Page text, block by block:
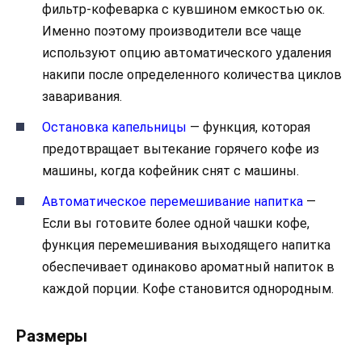
фильтр-кофеварка с кувшином емкостью ок.
Именно поэтому производители все чаще
используют опцию автоматического удаления
накипи после определенного количества циклов
заваривания.
Остановка капельницы — функция, которая
предотвращает вытекание горячего кофе из
машины, когда кофейник снят с машины.
Автоматическое перемешивание напитка —
Если вы готовите более одной чашки кофе,
функция перемешивания выходящего напитка
обеспечивает одинаково ароматный напиток в
каждой порции. Кофе становится однородным.
Размеры